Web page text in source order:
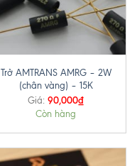
Trở AMTRANS AMRG – 2W
(chân vàng) – 15K
Giá: 90,000₫
Còn hàng